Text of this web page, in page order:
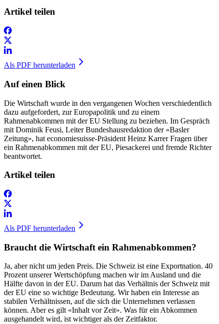
Artikel teilen
Als PDF herunterladen
Auf einen Blick
Die Wirtschaft wurde in den vergangenen Wochen verschiedentlich
dazu aufgefordert, zur Europapolitik und zu einem
Rahmenabkommen mit der EU Stellung zu beziehen. Im Gespräch
mit Dominik Feusi, Leiter Bundeshausredaktion der «Basler
Zeitung», hat economiesuisse-Präsident Heinz Karrer Fragen über
ein Rahmenabkommen mit der EU, Piesackerei und fremde Richter
beantwortet.
Artikel teilen
Als PDF herunterladen
Braucht die Wirtschaft ein Rahmenabkommen?
Ja, aber nicht um jeden Preis. Die Schweiz ist eine Exportnation. 40
Prozent unserer Wertschöpfung machen wir im Ausland und die
Hälfte davon in der EU. Darum hat das Verhältnis der Schweiz mit
der EU eine so wichtige Bedeutung. Wir haben ein Interesse an
stabilen Verhältnissen, auf die sich die Unternehmen verlassen
können. Aber es gilt «Inhalt vor Zeit». Was für ein Abkommen
ausgehandelt wird, ist wichtiger als der Zeitfaktor.